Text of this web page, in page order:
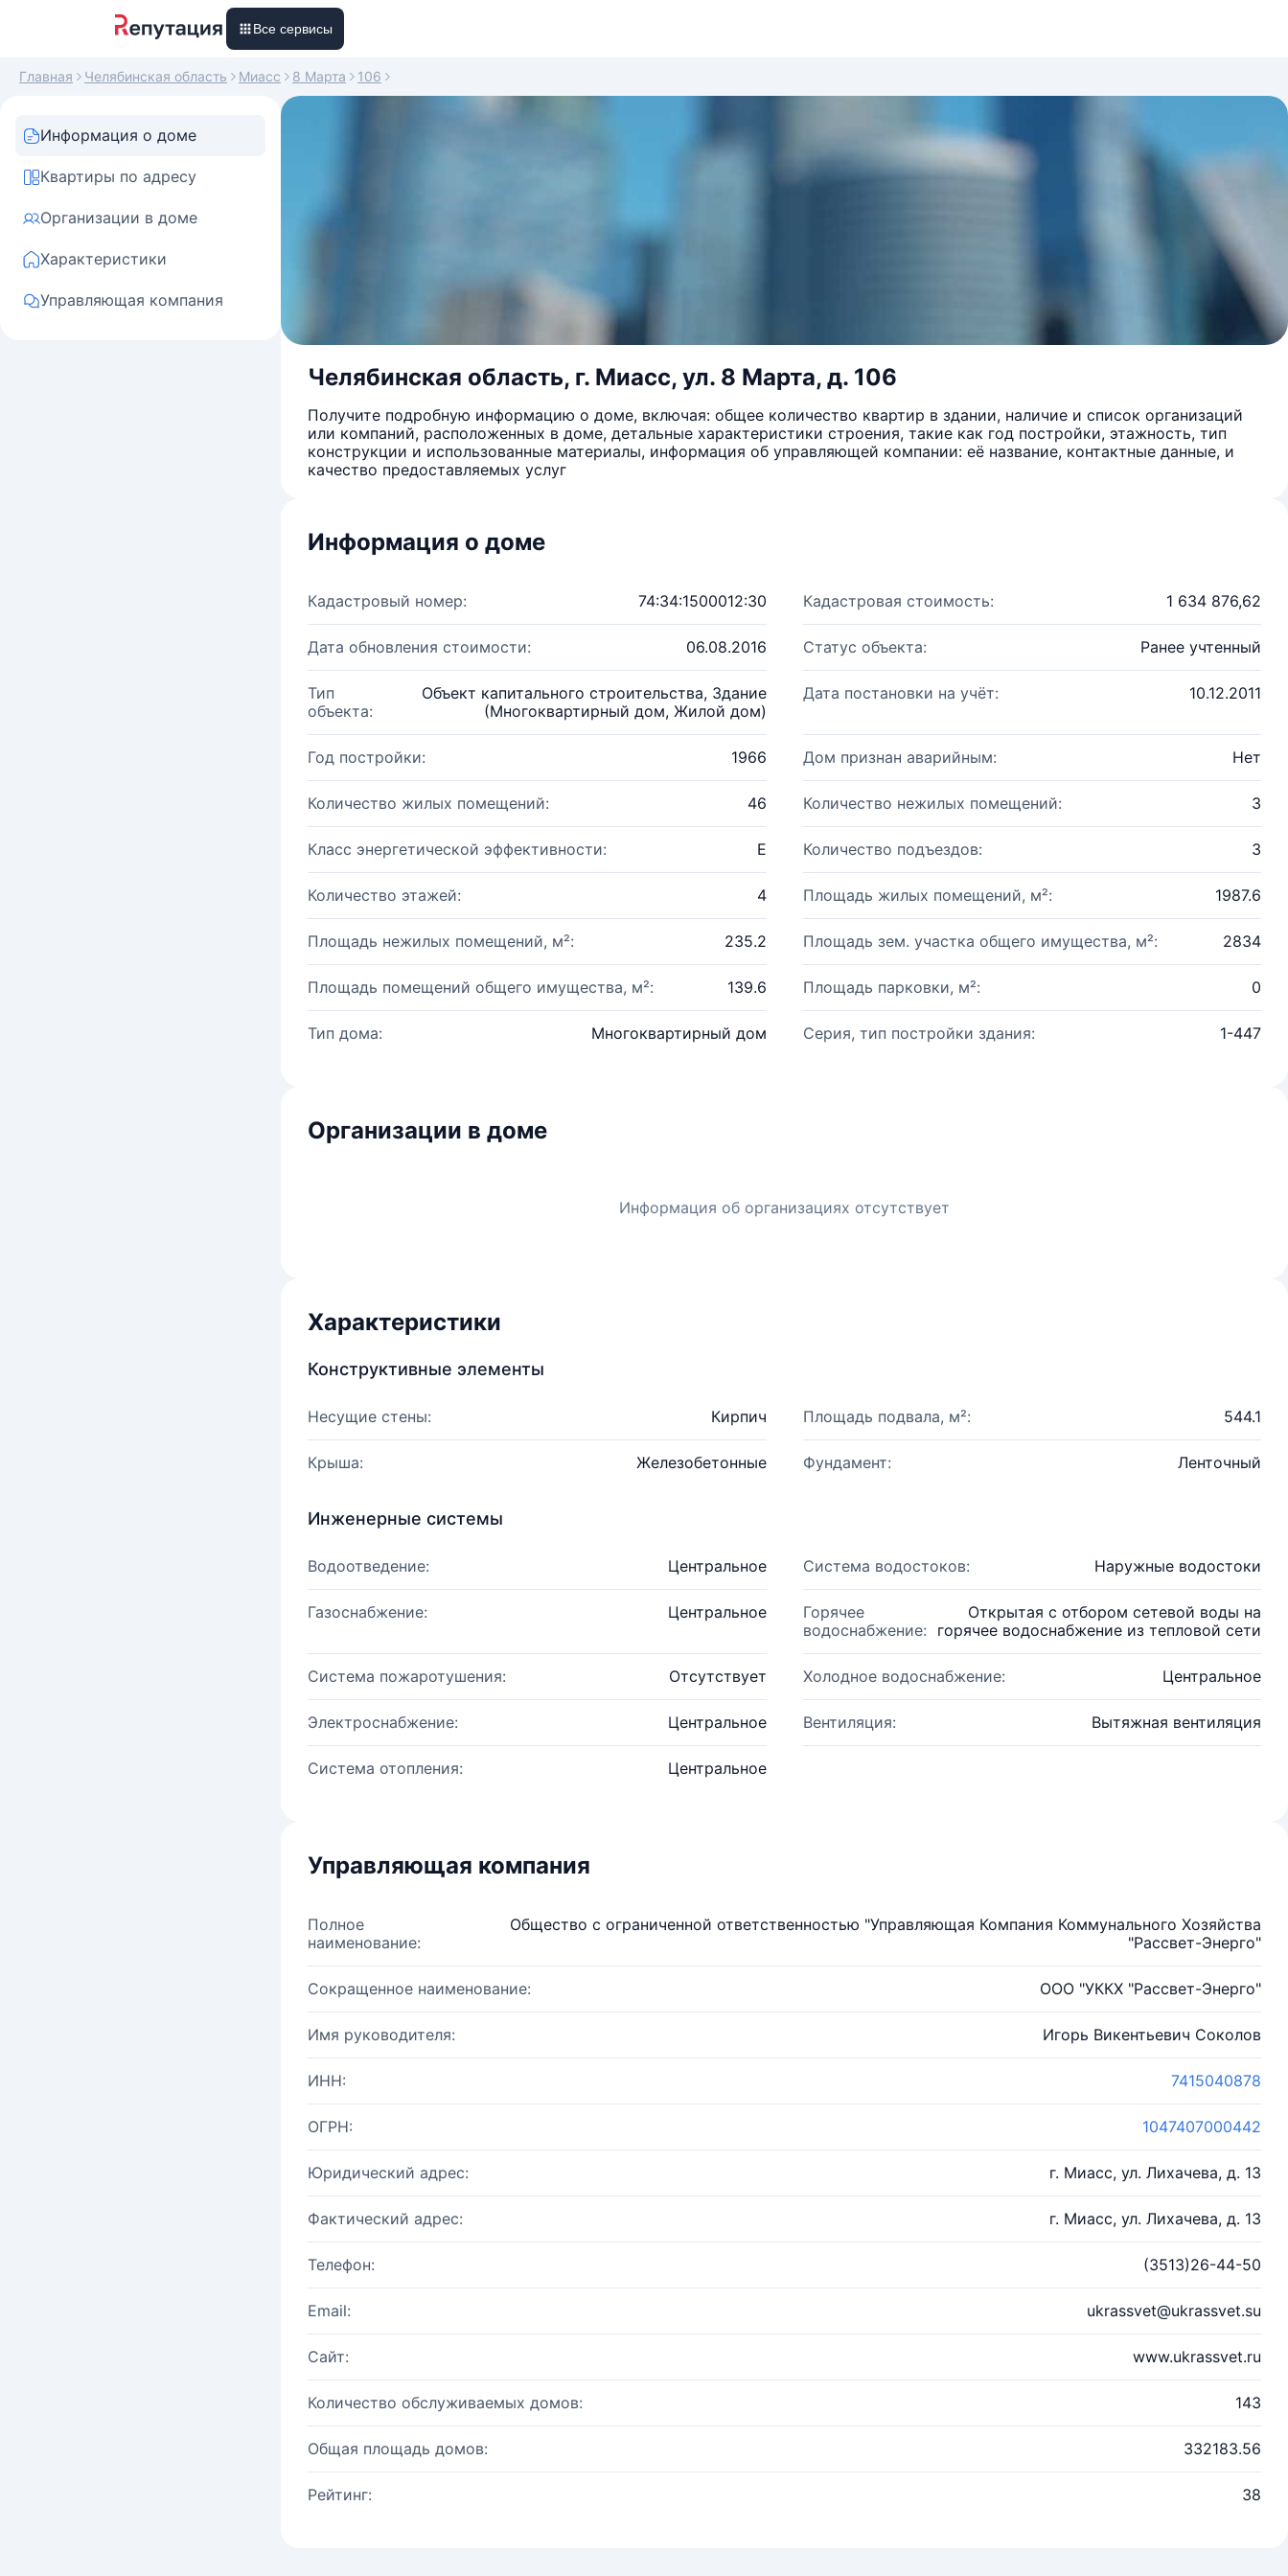
Все сервисы
Главная Челябинская область Миасс 8 Марта 106
Информация о доме
Квартиры по адресу
Организации в доме
Характеристики
Управляющая компания
Челябинская область, г. Миасс, ул. 8 Марта, д. 106
Получите подробную информацию о доме, включая: общее количество квартир в здании, наличие и список организаций
или компаний, расположенных в доме, детальные характеристики строения, такие как год постройки, этажность, тип
конструкции и использованные материалы, информация об управляющей компании: её название, контактные данные, и
качество предоставляемых услуг
Информация о доме
Кадастровый номер: 74:34:1500012:30 Кадастровая стоимость: 1 634 876,62
Дата обновления стоимости: 06.08.2016 Статус объекта: Ранее учтенный
Тип
объекта:
Объект капитального строительства, Здание
(Многоквартирный дом, Жилой дом)
Дата постановки на учёт: 10.12.2011
Год постройки: 1966 Дом признан аварийным: Нет
Количество жилых помещений: 46 Количество нежилых помещений: 3
Класс энергетической эффективности: E Количество подъездов: 3
Количество этажей: 4 Площадь жилых помещений, м²: 1987.6
Площадь нежилых помещений, м²: 235.2 Площадь зем. участка общего имущества, м²: 2834
Площадь помещений общего имущества, м²: 139.6 Площадь парковки, м²: 0
Тип дома: Многоквартирный дом Серия, тип постройки здания: 1-447
Организации в доме
Информация об организациях отсутствует
Характеристики
Конструктивные элементы
Несущие стены: Кирпич Площадь подвала, м²: 544.1
Крыша: Железобетонные Фундамент: Ленточный
Инженерные системы
Водоотведение: Центральное Система водостоков: Наружные водостоки
Газоснабжение: Центральное
Горячее
водоснабжение:
Открытая с отбором сетевой воды на
горячее водоснабжение из тепловой сети
Система пожаротушения: Отсутствует Холодное водоснабжение: Центральное
Электроснабжение: Центральное Вентиляция: Вытяжная вентиляция
Система отопления: Центральное
Управляющая компания
Полное
наименование:
Общество с ограниченной ответственностью "Управляющая Компания Коммунального Хозяйства
"Рассвет-Энерго"
Сокращенное наименование: ООО "УККХ "Рассвет-Энерго"
Имя руководителя: Игорь Викентьевич Соколов
ИНН: 7415040878
ОГРН: 1047407000442
Юридический адрес: г. Миасс, ул. Лихачева, д. 13
Фактический адрес: г. Миасс, ул. Лихачева, д. 13
Телефон: (3513)26-44-50
Email: ukrassvet@ukrassvet.su
Сайт: www.ukrassvet.ru
Количество обслуживаемых домов: 143
Общая площадь домов: 332183.56
Рейтинг: 38